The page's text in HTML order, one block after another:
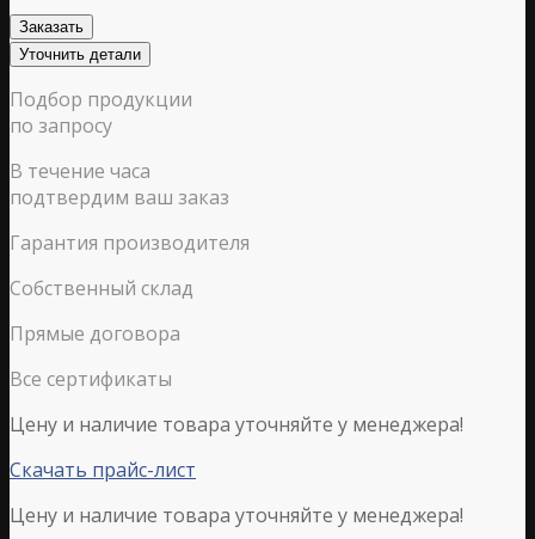
Заказать
Уточнить детали
Подбор продукции
по запросу
В течение часа
подтвердим ваш заказ
Гарантия производителя
Собственный склад
Прямые договора
Все сертификаты
Цену и наличие товара уточняйте у менеджера!
Скачать прайс-лист
Цену и наличие товара уточняйте у менеджера!